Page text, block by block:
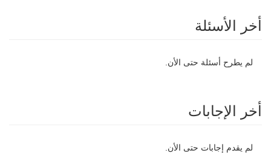
أخر الأسئلة
لم يطرح أسئلة حتى الأن.
أخر الإجابات
لم يقدم إجابات حتى الأن.